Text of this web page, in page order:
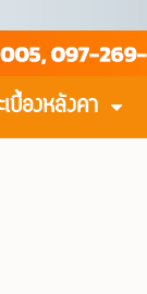
เบื้องหลังคา